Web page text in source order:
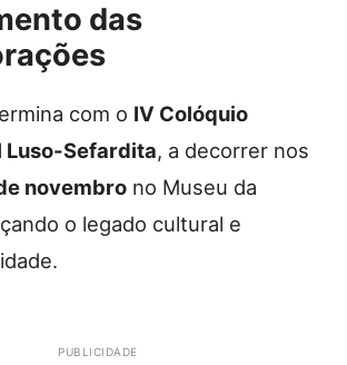
das
com o IV Colóquio
Luso-Sefardita, a decorrer nos
novembro no Museu da
o legado cultural e
PUBLICIDADE